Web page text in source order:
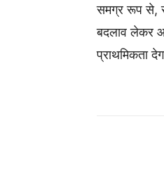
समग्र रूप से,
बदलाव लेकर
प्राथमिकता